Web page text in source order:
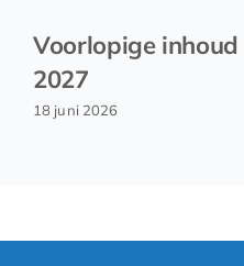
Voorlopige
2027
18 juni 2026